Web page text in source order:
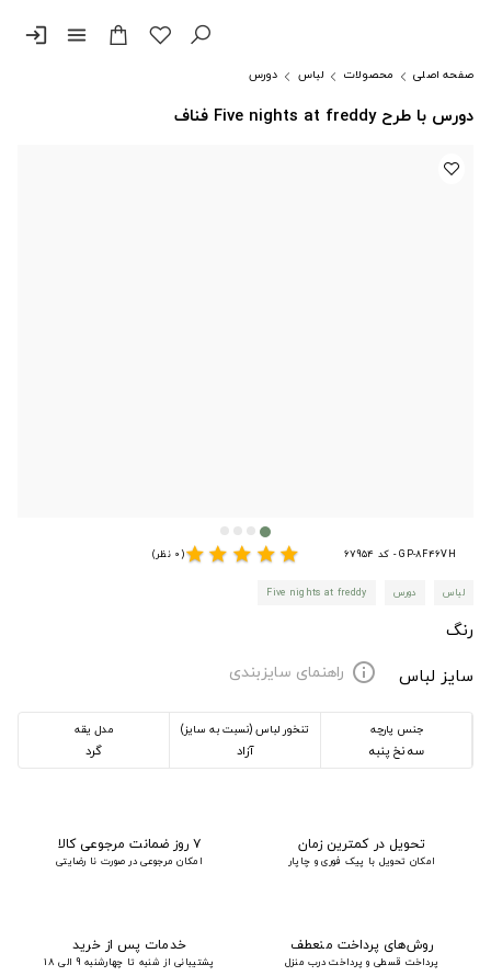
menu
login
صفحه اصلی محصولات لباس دورس
دورس با طرح Five nights at freddy فناف
GP-8F46VH - کد 67954 star
star
star
star
star(0 نظر)
لباس دورس Five nights at freddy
رنگ
سایز لباس
info راهنمای سایزبندی
جنس پارچه
سه نخ پنبه
تنخور لباس (نسبت به سایز)
آزاد
مدل یقه
گرد
تحویل در کمترین زمان
امکان تحویل با پیک فوری و چاپار
۷ روز ضمانت مرجوعی کالا
امکان مرجوعی در صورت نا رضایتی
روش‌های پرداخت منعطف
پرداخت قسطی و پرداخت درب منزل
خدمات پس از خرید
پشتیبانی از شنبه تا چهارشنبه 9 الی 18